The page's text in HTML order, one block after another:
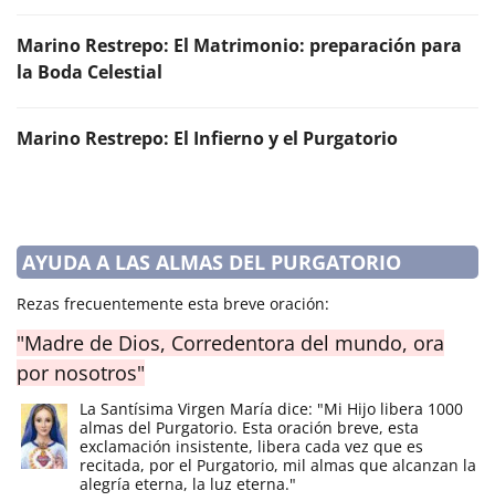
Marino Restrepo: El Matrimonio: preparación para
la Boda Celestial
Marino Restrepo: El Infierno y el Purgatorio
AYUDA A LAS ALMAS DEL PURGATORIO
Rezas frecuentemente esta breve oración:
"Madre de Dios, Corredentora del mundo, ora
por nosotros"
La Santísima Virgen María dice: "Mi Hijo libera 1000
almas del Purgatorio. Esta oración breve, esta
exclamación insistente, libera cada vez que es
recitada, por el Purgatorio, mil almas que alcanzan la
alegría eterna, la luz eterna."